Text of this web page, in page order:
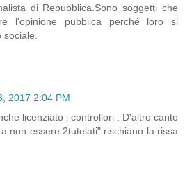
di Repubblica.Sono soggetti che
l'opinione pubblica perché loro si
2017 2:04 PM
licenziato i controllori . D'altro canto
non essere 2tutelati" rischiano la rissa